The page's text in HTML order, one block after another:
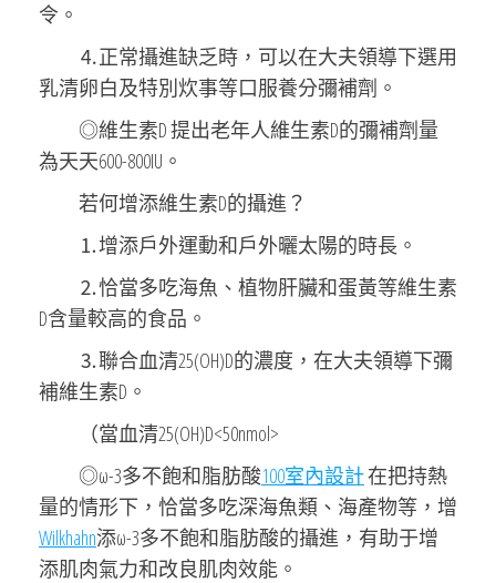
令。
⒋正常攝進缺乏時，可以在大夫領導下選用
乳清卵白及特別炊事等口服養分彌補劑。
◎維生素D 提出老年人維生素D的彌補劑量
為天天600-800IU。
若何增添維生素D的攝進？
⒈增添戶外運動和戶外曬太陽的時長。
⒉恰當多吃海魚、植物肝臟和蛋黃等維生素
D含量較高的食品。
⒊聯合血清25(OH)D的濃度，在大夫領導下彌
補維生素D。
（當血清25(OH)D<50nmol>
◎ω-3多不飽和脂肪酸100室內設計在把持熱
量的情形下，恰當多吃深海魚類、海產物等，增
Wilkhahn添ω-3多不飽和脂肪酸的攝進，有助于增
添肌肉氣力和改良肌肉效能。